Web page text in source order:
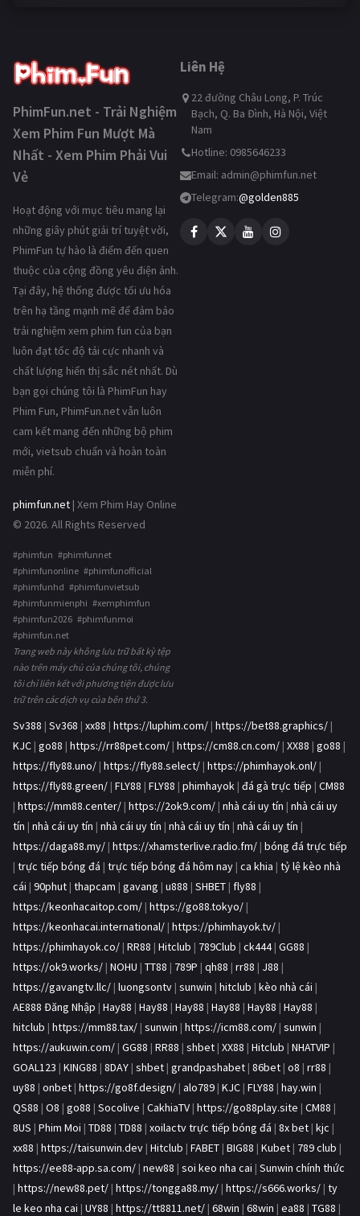
PhimFun.net - Trải Nghiệm
Xem Phim Fun Mượt Mà
Nhất - Xem Phim Phải Vui
Vẻ
Hoạt động với mục tiêu mang lại
những giây phút giải trí tuyệt vời,
PhimFun tự hào là điểm đến quen
thuộc của cộng đồng yêu điện ảnh.
Tại đây, hệ thống được tối ưu hóa
trên hạ tầng mạnh mẽ để đảm bảo
trải nghiệm xem phim fun của bạn
luôn đạt tốc độ tải cực nhanh và
chất lượng hiển thị sắc nét nhất. Dù
bạn gọi chúng tôi là PhimFun hay
Phim Fun, PhimFun.net vẫn luôn
cam kết mang đến những bộ phim
mới, vietsub chuẩn và hoàn toàn
miễn phí.
phimfun.net | Xem Phim Hay Online
© 2026. All Rights Reserved
#phimfun #phimfunnet
#phimfunonline #phimfunofficial
#phimfunhd #phimfunvietsub
#phimfunmienphi #xemphimfun
#phimfun2026 #phimfunmoi
#phimfun.net
Trang web này không lưu trữ bất kỳ tệp
nào trên máy chủ của chúng tôi, chúng
tôi chỉ liên kết với phương tiện được lưu
trữ trên các dịch vụ của bên thứ 3.
Liên Hệ
22 đường Châu Long, P. Trúc
Bạch, Q. Ba Đình, Hà Nội, Việt
Nam
Hotline: 0985646233
Email: admin@phimfun.net
Telegram:@golden885
Sv388 | Sv368 | xx88 | https://luphim.com/ | https://bet88.graphics/ |
KJC | go88 | https://rr88pet.com/ | https://cm88.cn.com/ | XX88 | go88 |
https://fly88.uno/ | https://fly88.select/ | https://phimhayok.onl/ |
https://fly88.green/ | FLY88 | FLY88 | phimhayok | đá gà trực tiếp | CM88
| https://mm88.center/ | https://2ok9.com/ | nhà cái uy tín | nhà cái uy
tín | nhà cái uy tín | nhà cái uy tín | nhà cái uy tín | nhà cái uy tín |
https://daga88.my/ | https://xhamsterlive.radio.fm/ | bóng đá trực tiếp
| trực tiếp bóng đá | trực tiếp bóng đá hôm nay | ca khia | tỷ lệ kèo nhà
cái | 90phut | thapcam | gavang | u888 | SHBET | fly88 |
https://keonhacaitop.com/ | https://go88.tokyo/ |
https://keonhacai.international/ | https://phimhayok.tv/ |
https://phimhayok.co/ | RR88 | Hitclub | 789Club | ck444| GG88 |
https://ok9.works/ | NOHU | TT88 | 789P | qh88 | rr88 | J88 |
https://gavangtv.llc/ | luongsontv | sunwin | hitclub | kèo nhà cái |
AE888 Đăng Nhập | Hay88 | Hay88 | Hay88 | Hay88 | Hay88 | Hay88 |
hitclub | https://mm88.tax/ | sunwin | https://icm88.com/ | sunwin |
https://aukuwin.com/ | GG88 | RR88 | shbet | XX88 | Hitclub | NHATVIP |
GOAL123 | KING88 | 8DAY | shbet | grandpashabet | 86bet | o8 | rr88 |
uy88 | onbet | https://go8f.design/ | alo789 | KJC | FLY88 | hay.win |
QS88 | O8 | go88 | Socolive | CakhiaTV | https://go88play.site | CM88 |
8US | Phim Moi | TD88 | TD88 | xoilactv trực tiếp bóng đá | 8x bet | kjc |
xx88 | https://taisunwin.dev | Hitclub | FABET | BIG88 | Kubet | 789 club |
https://ee88-app.sa.com/ | new88 | soi keo nha cai | Sunwin chính thức
| https://new88.pet/ | https://tongga88.my/ | https://s666.works/ | ty
le keo nha cai | UY88 | https://tt8811.net/ | 68win | 68win | ea88 | TG88 |